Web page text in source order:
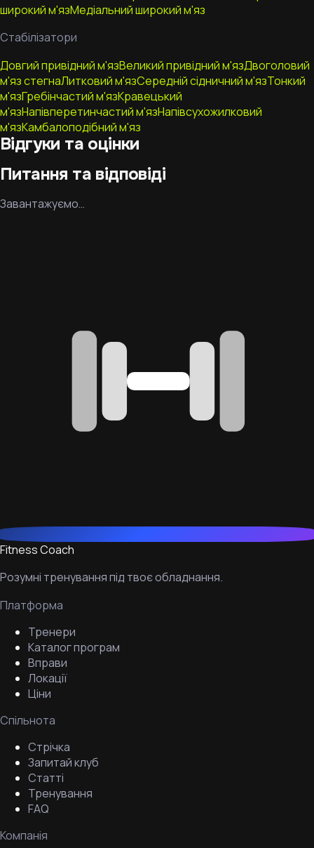
широкий м'язМедіальний широкий м'яз
Стабілізатори
Довгий привідний м'язВеликий привідний м'язДвоголовий
м'яз стегнаЛитковий м'язСередній сідничний м'язТонкий
м'язГребінчастий м'язКравецький
м'язНапівперетинчастий м'язНапівсухожилковий
м'язКамбалоподібний м'яз
Відгуки та оцінки
Питання та відповіді
Завантажуємо…
Fitness Coach
Розумні тренування під твоє обладнання.
Платформа
Тренери
Каталог програм
Вправи
Локації
Ціни
Спільнота
Стрічка
Запитай клуб
Статті
Тренування
FAQ
Компанія